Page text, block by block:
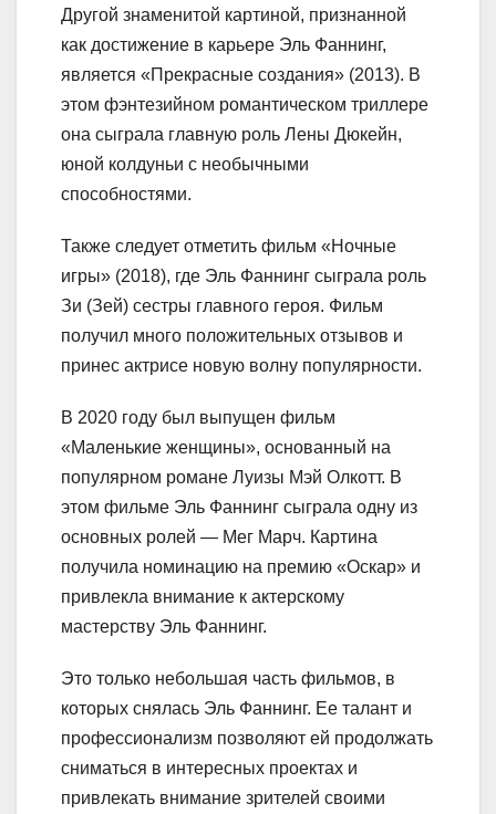
Другой знаменитой картиной, признанной
как достижение в карьере Эль Фаннинг,
является «Прекрасные создания» (2013). В
этом фэнтезийном романтическом триллере
она сыграла главную роль Лены Дюкейн,
юной колдуньи с необычными
способностями.
Также следует отметить фильм «Ночные
игры» (2018), где Эль Фаннинг сыграла роль
Зи (Зей) сестры главного героя. Фильм
получил много положительных отзывов и
принес актрисе новую волну популярности.
В 2020 году был выпущен фильм
«Маленькие женщины», основанный на
популярном романе Луизы Мэй Олкотт. В
этом фильме Эль Фаннинг сыграла одну из
основных ролей — Мег Марч. Картина
получила номинацию на премию «Оскар» и
привлекла внимание к актерскому
мастерству Эль Фаннинг.
Это только небольшая часть фильмов, в
которых снялась Эль Фаннинг. Ее талант и
профессионализм позволяют ей продолжать
сниматься в интересных проектах и
привлекать внимание зрителей своими